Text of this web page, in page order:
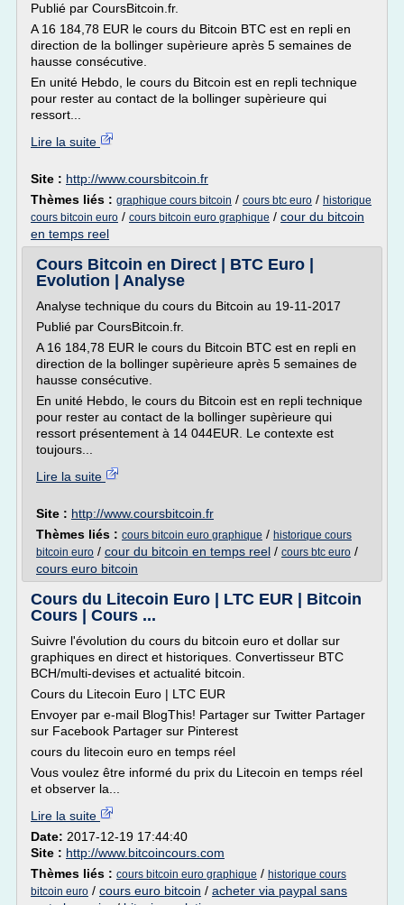
Publié par CoursBitcoin.fr.
A 16 184,78 EUR le cours du Bitcoin BTC est en repli en
direction de la bollinger supèrieure après 5 semaines de
hausse consécutive.
En unité Hebdo, le cours du Bitcoin est en repli technique
pour rester au contact de la bollinger supèrieure qui
ressort...
Lire la suite
Site : http://www.coursbitcoin.fr
Thèmes liés : graphique cours bitcoin / cours btc euro / historique
cours bitcoin euro / cours bitcoin euro graphique / cour du bitcoin
en temps reel
Cours Bitcoin en Direct | BTC Euro |
Evolution | Analyse
Analyse technique du cours du Bitcoin au 19-11-2017
Publié par CoursBitcoin.fr.
A 16 184,78 EUR le cours du Bitcoin BTC est en repli en
direction de la bollinger supèrieure après 5 semaines de
hausse consécutive.
En unité Hebdo, le cours du Bitcoin est en repli technique
pour rester au contact de la bollinger supèrieure qui
ressort présentement à 14 044EUR. Le contexte est
toujours...
Lire la suite
Site : http://www.coursbitcoin.fr
Thèmes liés : cours bitcoin euro graphique / historique cours
bitcoin euro / cour du bitcoin en temps reel / cours btc euro /
cours euro bitcoin
Cours du Litecoin Euro | LTC EUR | Bitcoin
Cours | Cours ...
Suivre l'évolution du cours du bitcoin euro et dollar sur
graphiques en direct et historiques. Convertisseur BTC
BCH/multi-devises et actualité bitcoin.
Cours du Litecoin Euro | LTC EUR
Envoyer par e-mail BlogThis! Partager sur Twitter Partager
sur Facebook Partager sur Pinterest
cours du litecoin euro en temps réel
Vous voulez être informé du prix du Litecoin en temps réel
et observer la...
Lire la suite
Date: 2017-12-19 17:44:40
Site : http://www.bitcoincours.com
Thèmes liés : cours bitcoin euro graphique / historique cours
bitcoin euro / cours euro bitcoin / acheter via paypal sans